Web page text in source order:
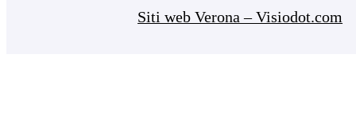
Siti web Verona – Visiodot.com